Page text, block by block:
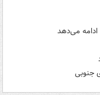
ادامه می‌‌دهد
جنوبی